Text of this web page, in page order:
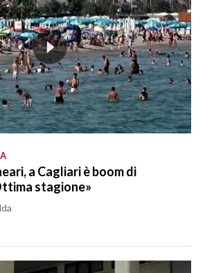
a Cagliari è boom di
stagione»